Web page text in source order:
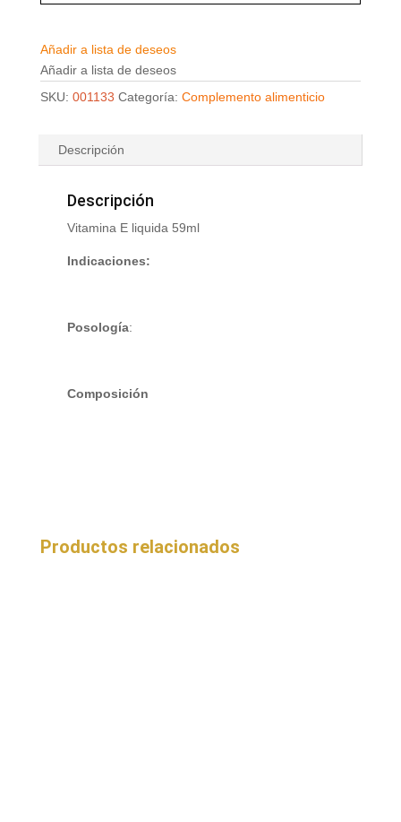
Añadir a lista de deseos
Añadir a lista de deseos
SKU: 001133 Categoría: Complemento alimenticio
Descripción
Descripción
Vitamina E liquida 59ml
Indicaciones:
Posología:
Composición
Productos relacionados